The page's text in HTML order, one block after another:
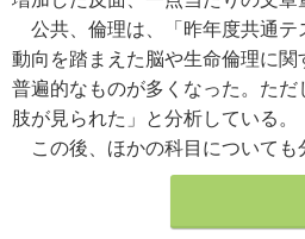
公共、倫理は、「昨年度共通テ
動向を踏まえた脳や生命倫理に
普遍的なものが多くなった。た
肢が見られた」と分析している。
この後、ほかの科目について